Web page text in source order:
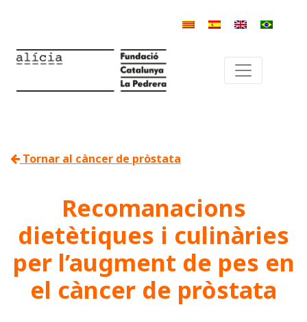
Tornar al càncer de pròstata
Recomanacions
dietètiques i culinàries
per l’augment de pes en
el càncer de pròstata